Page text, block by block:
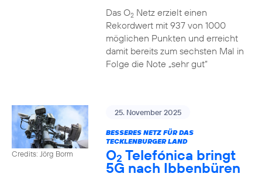
Das O2Netz erzielt einen
Rekordwert mit 937 von 1000
möglichen Punkten und erreicht
damit bereits zum sechsten Mal in
Folge die Note „sehr gut“
Credits: Jörg Borm
25. November 2025
BESSERES NETZ FÜR DAS
TECKLENBURGER LAND
O2 Telefónica bringt
5G nach Ibbenbüren